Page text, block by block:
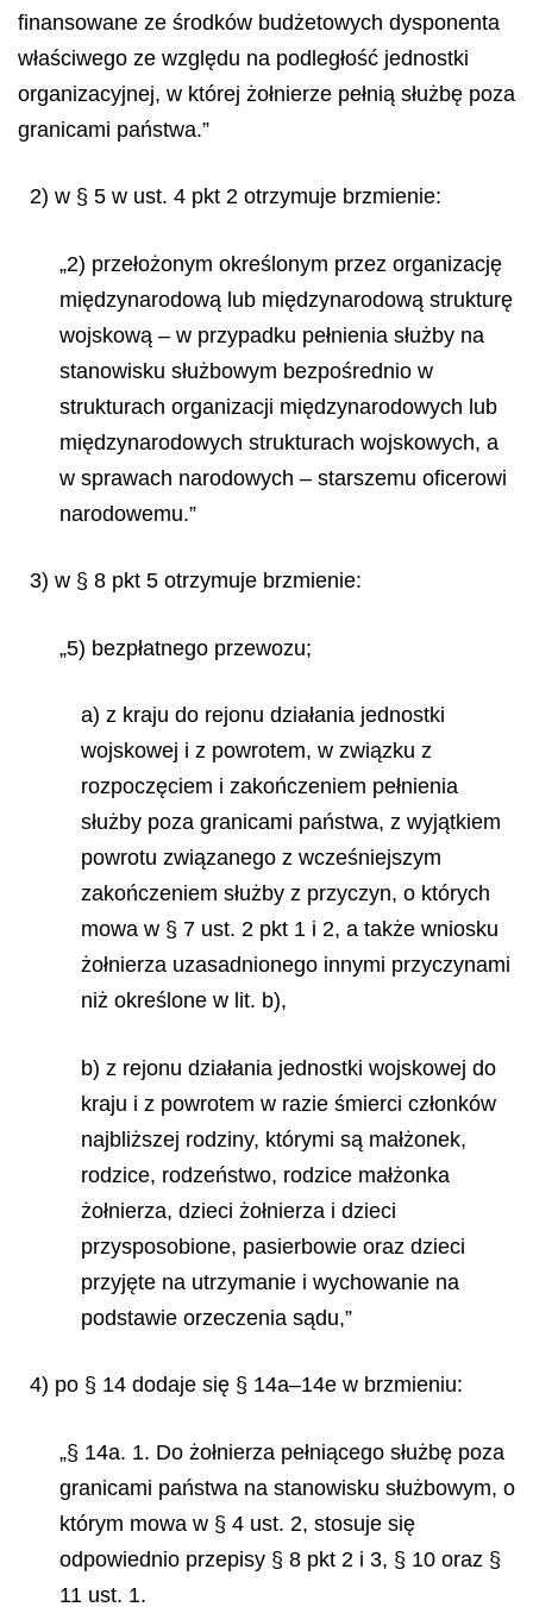
finansowane ze środków budżetowych dysponenta
właściwego ze względu na podległość jednostki
organizacyjnej, w której żołnierze pełnią służbę poza
granicami państwa.”
2) w § 5 w ust. 4 pkt 2 otrzymuje brzmienie:
„2) przełożonym określonym przez organizację
międzynarodową lub międzynarodową strukturę
wojskową – w przypadku pełnienia służby na
stanowisku służbowym bezpośrednio w
strukturach organizacji międzynarodowych lub
międzynarodowych strukturach wojskowych, a
w sprawach narodowych – starszemu oficerowi
narodowemu.”
3) w § 8 pkt 5 otrzymuje brzmienie:
„5) bezpłatnego przewozu;
a) z kraju do rejonu działania jednostki
wojskowej i z powrotem, w związku z
rozpoczęciem i zakończeniem pełnienia
służby poza granicami państwa, z wyjątkiem
powrotu związanego z wcześniejszym
zakończeniem służby z przyczyn, o których
mowa w § 7 ust. 2 pkt 1 i 2, a także wniosku
żołnierza uzasadnionego innymi przyczynami
niż określone w lit. b),
b) z rejonu działania jednostki wojskowej do
kraju i z powrotem w razie śmierci członków
najbliższej rodziny, którymi są małżonek,
rodzice, rodzeństwo, rodzice małżonka
żołnierza, dzieci żołnierza i dzieci
przysposobione, pasierbowie oraz dzieci
przyjęte na utrzymanie i wychowanie na
podstawie orzeczenia sądu,”
4) po § 14 dodaje się § 14a–14e w brzmieniu:
„§ 14a. 1. Do żołnierza pełniącego służbę poza
granicami państwa na stanowisku służbowym, o
którym mowa w § 4 ust. 2, stosuje się
odpowiednio przepisy § 8 pkt 2 i 3, § 10 oraz §
11 ust. 1.